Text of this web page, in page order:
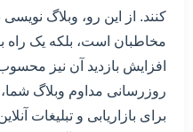
کنند. از این رو، وبلاگ نویسی
مخاطبان است، بلکه یک راه
افزایش بازدید آن نیز
روزرسانی مداوم وبلاگ
برای بازاریابی و تبلیغات